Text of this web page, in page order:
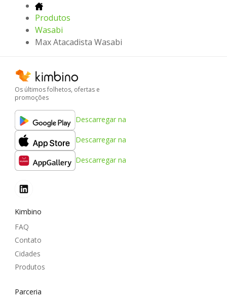
Produtos
Wasabi
Max Atacadista Wasabi
Os últimos folhetos, ofertas e
promoções
Descarregar na
Descarregar na
Descarregar na
Kimbino
FAQ
Contato
Cidades
Produtos
Parceria